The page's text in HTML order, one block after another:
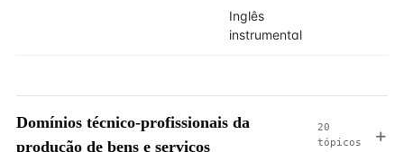
Inglês
instrumental
Domínios técnico-profissionais da
produção de bens e serviços
20
tópicos